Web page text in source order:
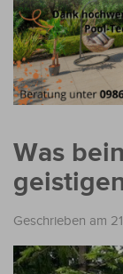
Was
Geschrieben am